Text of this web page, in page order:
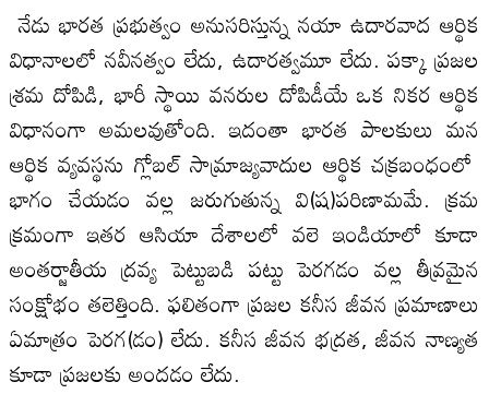
నేడు భారత ప్రభుత్వం అనుసరిస్తున్న నయా ఉదారవాద ఆర్థిక
విధానాలలో నవీనత్వం లేదు, ఉదారత్వమూ లేదు. పక్కా ప్రజల
శ్రమ దోపిడి, భారీ స్థాయి వనరుల దోపిడీయే ఒక నికర ఆర్థిక
విధానంగా అమలవుతోంది. ఇదంతా భారత పాలకులు మన
ఆర్థిక వ్యవస్థను గ్లోబల్ సామ్రాజ్యవాదుల ఆర్థిక చక్రబంధంలో
భాగం చేయడం వల్ల జరుగుతున్న వి(ష)పరిణామమే. క్రమ
క్రమంగా ఇతర ఆసియా దేశాలలో వలె ఇండియాలో కూడా
అంతర్జాతీయ ద్రవ్య పెట్టుబడి పట్టు పెరగడం వల్ల తీవ్రమైన
సంక్షోభం తలెత్తింది. ఫలితంగా ప్రజల కనీస జీవన ప్రమాణాలు
ఏమాత్రం పెరగ(డం) లేదు. కనీస జీవన భద్రత, జీవన నాణ్యత
కూడా ప్రజలకు అందడం లేదు.